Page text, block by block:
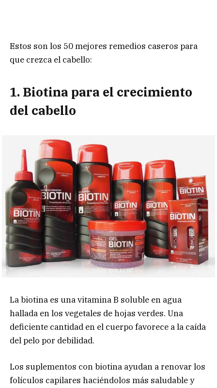
Estos son los 50 mejores remedios caseros para
que crezca el cabello:
1. Biotina para el crecimiento
del cabello
La biotina es una vitamina B soluble en agua
hallada en los vegetales de hojas verdes. Una
deficiente cantidad en el cuerpo favorece a la caída
del pelo por debilidad.
Los suplementos con biotina ayudan a renovar los
folículos capilares haciéndolos más saludable y